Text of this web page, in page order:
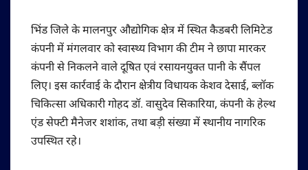
भिंड जिले के मालनपुर औद्योगिक क्षेत्र में स्थित कैडबरी लिमिटेड
कंपनी में मंगलवार को स्वास्थ्य विभाग की टीम ने छापा मारकर
कंपनी से निकलने वाले दूषित एवं रसायनयुक्त पानी के सैंपल
लिए। इस कार्रवाई के दौरान क्षेत्रीय विधायक केशव देसाई, ब्लॉक
चिकित्सा अधिकारी गोहद डॉ. वासुदेव सिकारिया, कंपनी के हेल्थ
एंड सेफ्टी मैनेजर शशांक, तथा बड़ी संख्या में स्थानीय नागरिक
उपस्थित रहे।